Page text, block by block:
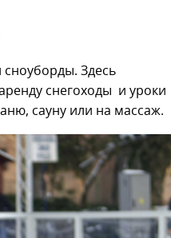
Здесь
снегоходы и уроки
сауну или на массаж.